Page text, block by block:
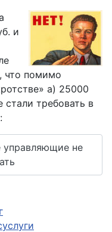
и
что помимо
а) 25000
требовать в
не